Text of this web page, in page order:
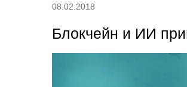
08.02.2018
Блокчейн и ИИ